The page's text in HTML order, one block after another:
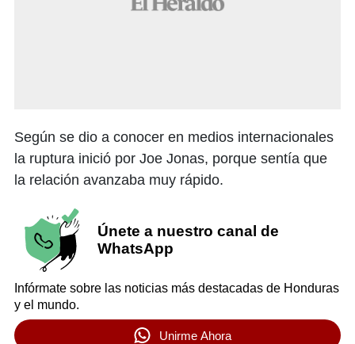
Según se dio a conocer en medios internacionales
la ruptura inició por Joe Jonas, porque sentía que
la relación avanzaba muy rápido.
Únete a nuestro canal de
WhatsApp
Infórmate sobre las noticias más destacadas de Honduras
y el mundo.
Unirme Ahora